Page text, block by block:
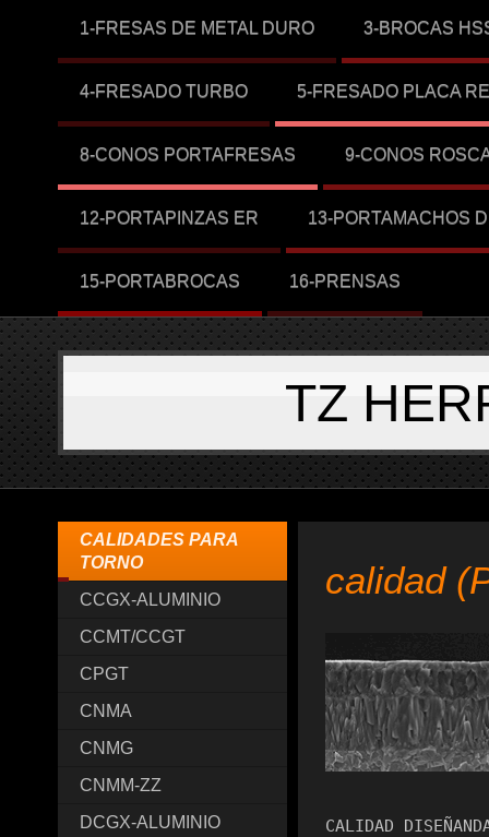
1-FRESAS DE METAL DURO 3-BROCAS
4-FRESADO TURBO 5-FRESADO PLACA
8-CONOS PORTAFRESAS 9-CONOS
12-PORTAPINZAS ER 13-PORTAMACHOS
15-PORTABROCAS 16-PRENSAS
TZ
CALIDADES PARA
TORNO
CCGX-ALUMINIO
CCMT/CCGT
CPGT
CNMA
CNMG
CNMM-ZZ
DCGX-ALUMINIO
calidad
CALIDAD